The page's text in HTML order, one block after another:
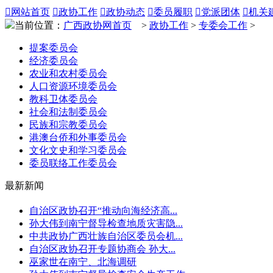
 网站首页 政协工作 政协动态 委员履职 党派团体 机关
当前位置： 广西政协网首页 > 政协工作 > 专委会工作 >
提案委员会
经济委员会
农业和农村委员会
人口资源环境委员会
教科卫体委员会
社会和法制委员会
民族和宗教委员会
港澳台侨和外事委员会
文化文史和学习委员会
委员联络工作委员会
最新新闻
自治区政协召开“推动向海经济高...
孙大伟到南宁督导检查地质灾害隐...
中共政协广西壮族自治区委员会机...
自治区政协召开专题协商会 孙大...
巫家世在南宁、北海调研